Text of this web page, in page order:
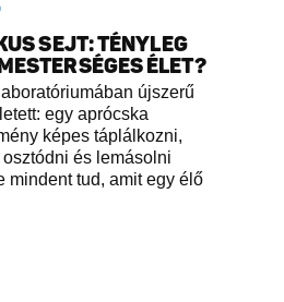
SEJT: TÉNYLEG
ÉLET?
újszerű
egy aprócska
képes táplálkozni,
és lemásolni
mindent tud, amit egy élő